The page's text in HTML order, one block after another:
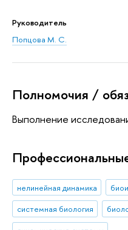
Руководитель
Попцова М. С.
Полномочия /
Выполнение
нелинейная динамика
системная биология